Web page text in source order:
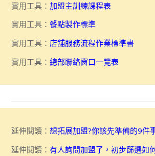
實用工具：加盟主訓練課程表
實用工具：餐點製作標準
實用工具： 店舖服務流程作業標準書
實用工具：總部聯絡窗口一覽表
延伸閱讀：想拓展加盟?你該先準備的9件
延伸閱讀：有人詢問加盟了，初步篩選如